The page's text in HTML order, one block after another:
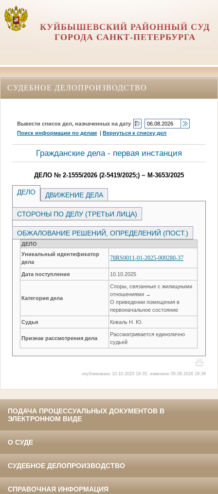
КУЙБЫШЕВСКИЙ РАЙОННЫЙ СУД
ГОРОДА САНКТ-ПЕТЕРБУРГА
СУДЕБНОЕ ДЕЛОПРОИЗВОДСТВО
Вывести список дел, назначенных на дату
Поиск информации по делам |Вернуться к списку дел
Гражданские дела - первая инстанция
ДЕЛО № 2-1555/2026 (2-5419/2025;) ~ М-3653/2025
ДЕЛО ДВИЖЕНИЕ ДЕЛА
СТОРОНЫ ПО ДЕЛУ (ТРЕТЬИ ЛИЦА)
ОБЖАЛОВАНИЕ РЕШЕНИЙ, ОПРЕДЕЛЕНИЙ (ПОСТ.)
ДЕЛО
Уникальный идентификатор
дела
78RS0011-01-2025-009280-37
Дата поступления 10.10.2025
Категория дела
Споры, связанные с жилищными
отношениями →
О приведении помещения в
первоначальное состояние
Судья Коваль Н. Ю.
Признак рассмотрения дела
Рассматривается единолично
судьей
опубликовано 10.10.2025 19:35, изменено 05.08.2026 19:39
ПОДАЧА ПРОЦЕССУАЛЬНЫХ ДОКУМЕНТОВ В
ЭЛЕКТРОННОМ ВИДЕ
О СУДЕ
СУДЕБНОЕ ДЕЛОПРОИЗВОДСТВО
СПРАВОЧНАЯ ИНФОРМАЦИЯ